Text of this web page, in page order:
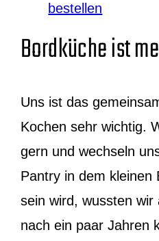
bestellen
Bordküche ist
Uns ist das
Kochen sehr wichtig.
gern und wechseln
Pantry in dem kleinen
sein wird, wussten
nach ein paar Jahren